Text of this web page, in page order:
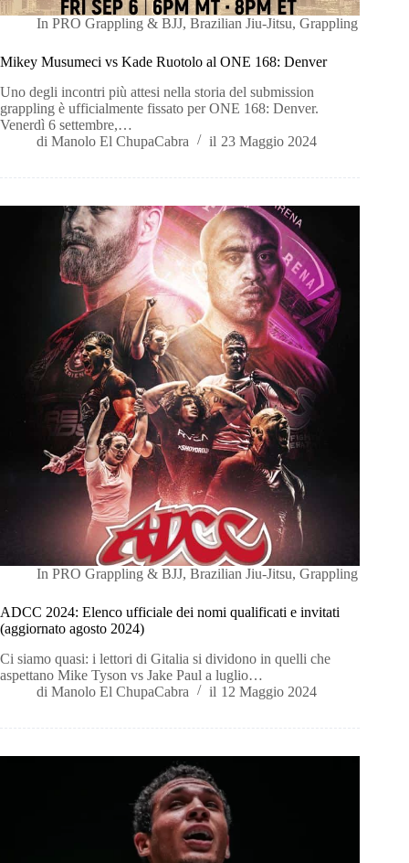
In PRO Grappling & BJJ,Brazilian Jiu-Jitsu,Grappling
Mikey Musumeci vs Kade Ruotolo al ONE 168: Denver
Uno degli incontri più attesi nella storia del submission
grappling è ufficialmente fissato per ONE 168: Denver.
Venerdì 6 settembre,…
di Manolo El ChupaCabra il 23 Maggio 2024
In PRO Grappling & BJJ,Brazilian Jiu-Jitsu,Grappling
ADCC 2024: Elenco ufficiale dei nomi qualificati e invitati
(aggiornato agosto 2024)
Ci siamo quasi: i lettori di Gitalia si dividono in quelli che
aspettano Mike Tyson vs Jake Paul a luglio…
di Manolo El ChupaCabra il 12 Maggio 2024